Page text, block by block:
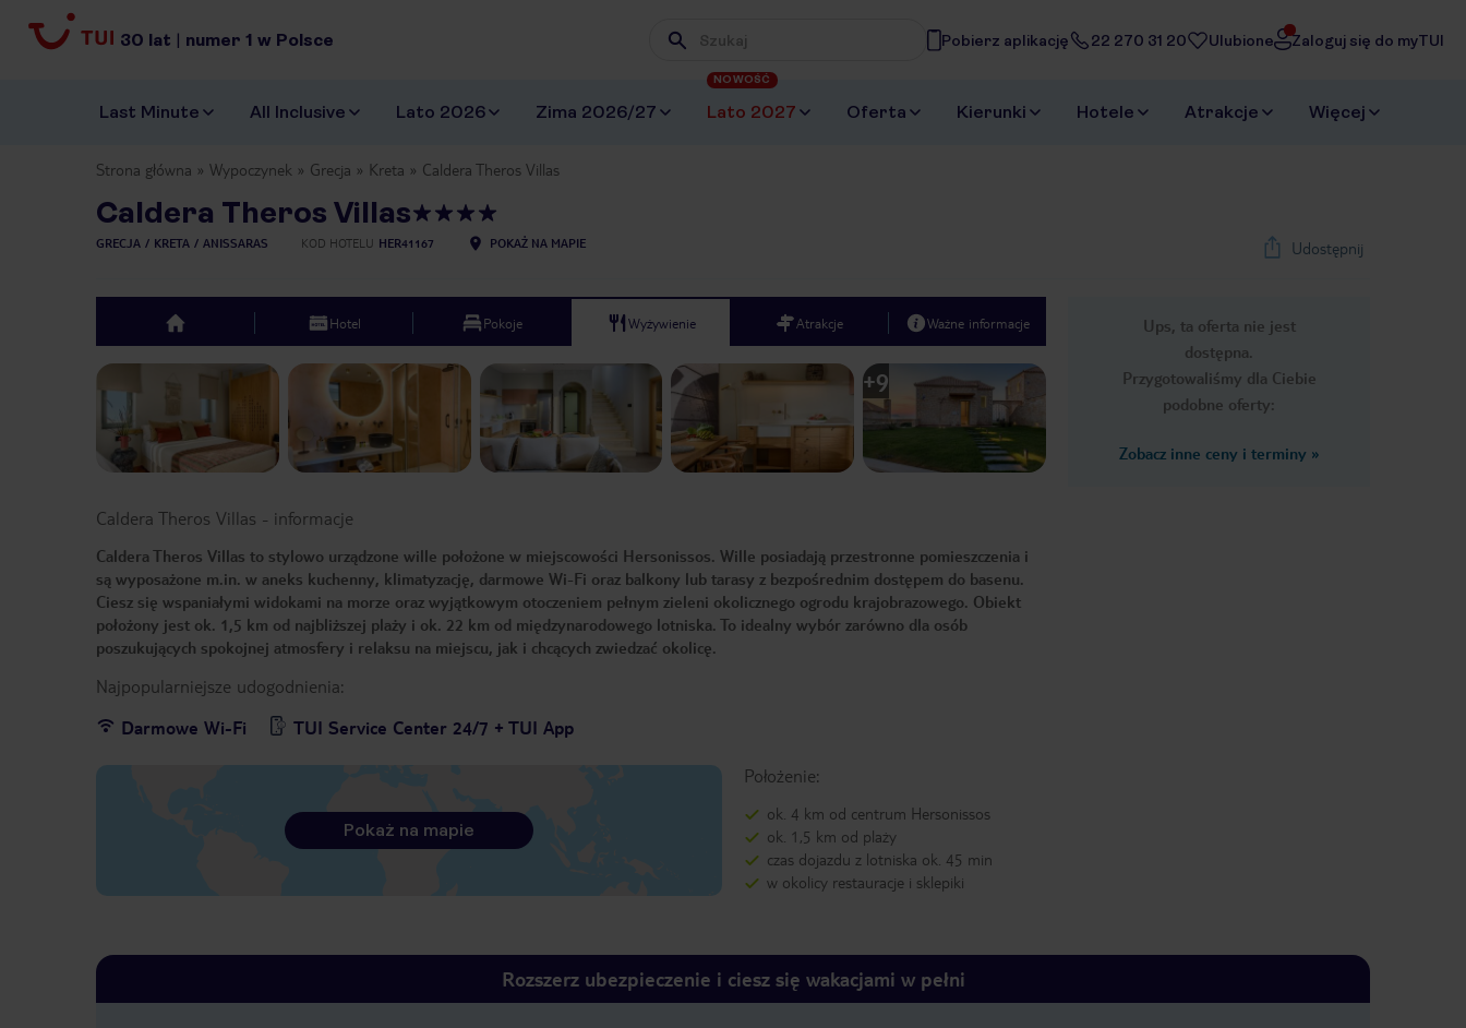
30 lat | numer 1 w Polsce Wpisz frazę, której szukasz
Pobierz aplikację 22 270 31 20 Ulubione Zaloguj się do myTUI
Last Minute All Inclusive Lato 2026 Zima 2026/27 Lato 2027
NOWOŚĆ
Oferta Kierunki Hotele Atrakcje Więcej
Strona główna Wypoczynek Grecja Kreta Caldera Theros Villas
Caldera Theros Villas
GRECJA KRETA ANISSARAS KOD HOTELU HER41167 POKAŻ NA MAPIE Udostępnij
Ups, ta oferta nie jest
dostępna.
Przygotowaliśmy dla Ciebie
podobne oferty:
Zobacz inne ceny i terminy »
top Hotel Pokoje Wyżywienie Atrakcje Ważne informacje
Next slide
1 /15
+9
Caldera Theros Villas - informacje
Caldera Theros Villas to stylowo urządzone wille położone w miejscowości Hersonissos. Wille posiadają przestronne pomieszczenia i
są wyposażone m.in. w aneks kuchenny, klimatyzację, darmowe Wi-Fi oraz balkony lub tarasy z bezpośrednim dostępem do basenu.
Ciesz się wspaniałymi widokami na morze oraz wyjątkowym otoczeniem pełnym zieleni okolicznego ogrodu krajobrazowego. Obiekt
położony jest ok. 1,5 km od najbliższej plaży i ok. 22 km od międzynarodowego lotniska. To idealny wybór zarówno dla osób
poszukujących spokojnej atmosfery i relaksu na miejscu, jak i chcących zwiedzać okolicę.
Najpopularniejsze udogodnienia:
Darmowe Wi-Fi
TUI Service Center 24/7 + TUI App
Położenie:
ok. 4 km od centrum Hersonissos
ok. 1,5 km od plaży
czas dojazdu z lotniska ok. 45 min
w okolicy restauracje i sklepiki
Pokaż na mapie
Rozszerz ubezpieczenie i ciesz się wakacjami w pełni